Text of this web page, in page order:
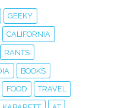
GEEKY
CALIFORNIA
RANTS
BOOKS
FOOD TRAVEL